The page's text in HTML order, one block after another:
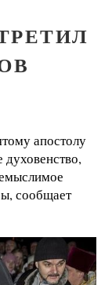
апостолу
сообщает